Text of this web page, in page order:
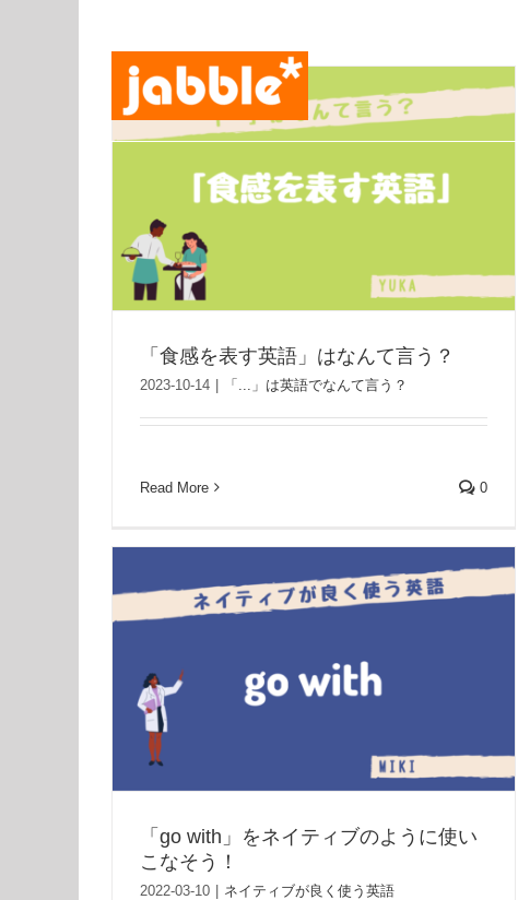
「食感を表す英語」はなんて言う？
2023-10-14 | 「...」は英語でなんて言う？
Read More 0
「go with」をネイティブのように使い
こなそう！
2022-03-10 | ネイティブが良く使う英語